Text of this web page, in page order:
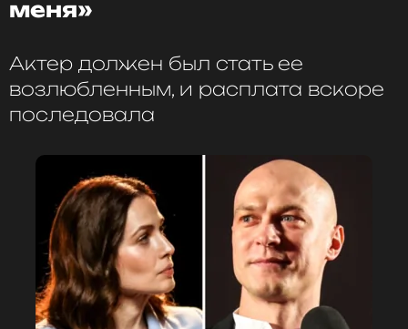
меня»
Актер должен был стать ее
возлюбленным, и расплата вскоре
последовала